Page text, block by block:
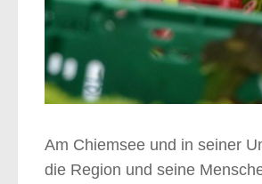
Am Chiemsee und in seiner
die Region und seine